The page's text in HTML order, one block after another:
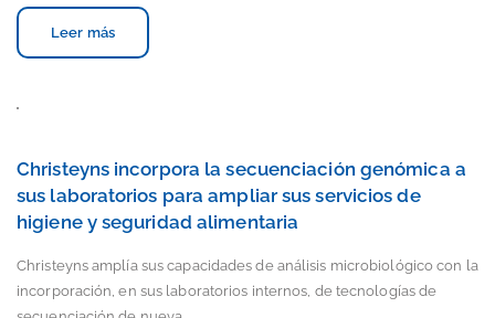
Leer más
Christeyns incorpora la secuenciación genómica a
sus laboratorios para ampliar sus servicios de
higiene y seguridad alimentaria
Christeyns amplía sus capacidades de análisis microbiológico con la
incorporación, en sus laboratorios internos, de tecnologías de